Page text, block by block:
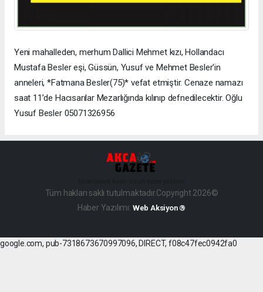
Yeni mahalleden, merhum Dallici Mehmet kızı, Hollandacı
Mustafa Besler eşi, Güssün, Yusuf ve Mehmet Besler'in
anneleri, *Fatmana Besler(75)* vefat etmiştir. Cenaze namazı
saat 11’de Hacısarılar Mezarlığında kılınıp defnedilecektir. Oğlu
Yusuf Besler 05071326956
Tüm hakları saklı tutulmaktadır.Copyright 2026©
Haber Yazılımı: Web Aksiyon ®
google.com, pub-7318673670997096, DIRECT, f08c47fec0942fa0